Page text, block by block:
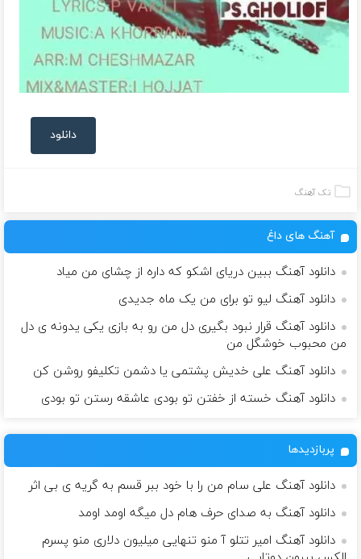
دانلود
تک آهنگ
آهنگ های داغ
دانلود آهنگ ببین دریای اشکو که داره از چشای من میاد
دانلود آهنگ لیو تو برای من یک ماه جدیدی
دانلود آهنگ قرار نبود بگیری دل من رو به بازی یکی یدونه ی دل
من محبوب خوشگل من
دانلود آهنگ علی خدیش پشتمی یا دشمن تکلیفو روشن کن
دانلود آهنگ خسته از خفتن تو بودی عاشقه رستن تو بودی
پربازدیدها
دانلود آهنگ علی سام من را با خود ببر قسم به گریه ی بی اثر
دانلود آهنگ به صدای حرف هام دل میگه اومد اومد
دانلود آهنگ امیر تتلو آ منو تنهایی میلیون دلاری منو پسرم